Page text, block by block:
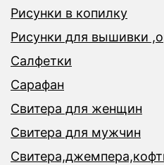
Рисунки в копилку
Рисунки для вышивки
Салфетки
Сарафан
Свитера для женщин
Свитера для мужчин